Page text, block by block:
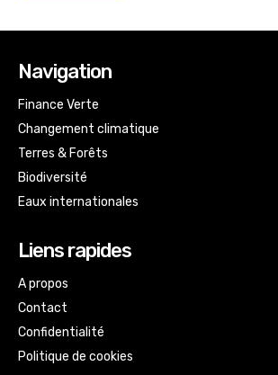
Navigation
Finance Verte
Changement climatique
Terres & Forêts
Biodiversité
Eaux internationales
Liens rapides
A propos
Contact
Confidentialité
Politique de cookies